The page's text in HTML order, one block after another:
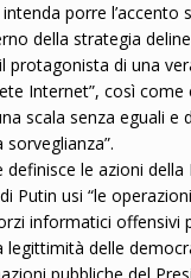
porre l’accento
della strategia
di una
Internet”, così come
scala senza eguali e
le azioni della
Putin usi “le
informatici offensivi
delle